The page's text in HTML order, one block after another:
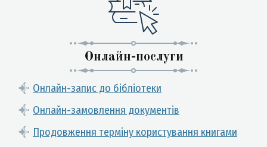
Онлайн-послуги
Онлайн-запис до бібліотеки
Онлайн-замовлення документів
Продовження терміну користування книгами